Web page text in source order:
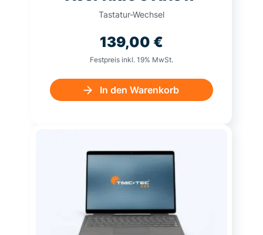
Tastatur-Wechsel
139,00 €
Festpreis inkl. 19% MwSt.
In den Warenkorb